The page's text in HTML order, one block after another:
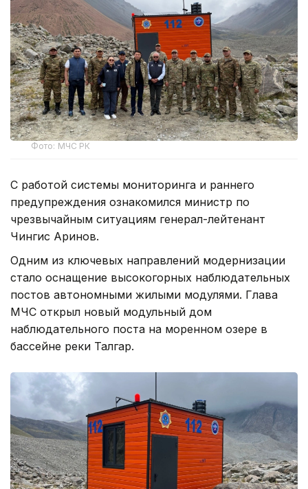
Фото: МЧС РК
С работой системы мониторинга и раннего
предупреждения ознакомился министр по
чрезвычайным ситуациям генерал-лейтенант
Чингис Аринов.
Одним из ключевых направлений модернизации
стало оснащение высокогорных наблюдательных
постов автономными жилыми модулями. Глава
МЧС открыл новый модульный дом
наблюдательного поста на моренном озере в
бассейне реки Талгар.